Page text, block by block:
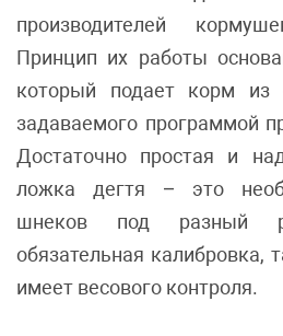
производителей
Принцип их работы
который подает корм из
задаваемого программой
Достаточно простая и
ложка дегтя – это
шнеков под разный
обязательная калибровка,
имеет весового контроля.